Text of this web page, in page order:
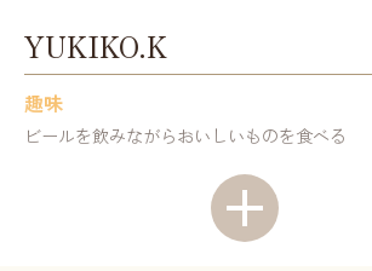
YUKIKO.K
趣味
ビールを飲みながらおいしいものを食べる